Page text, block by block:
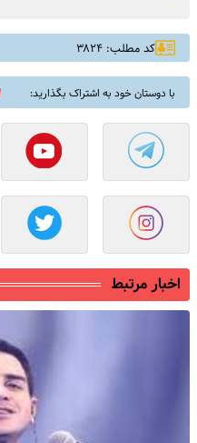
کد مطلب: ۳۸۲۴
با دوستان خود به اشتراک بگذارید:
اخبار مرتبط